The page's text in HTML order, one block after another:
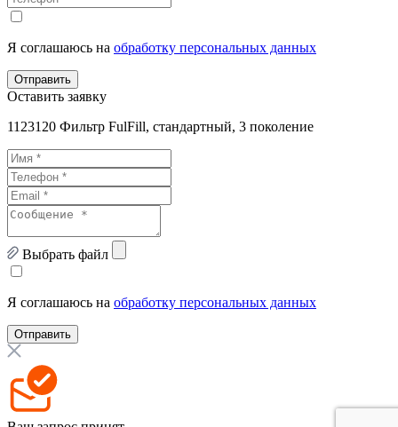
Я соглашаюсь на обработку персональных данных
Отправить
Оставить заявку
1123120 Фильтр FulFill, стандартный, 3 поколение
Выбрать файл
Я соглашаюсь на обработку персональных данных
Отправить